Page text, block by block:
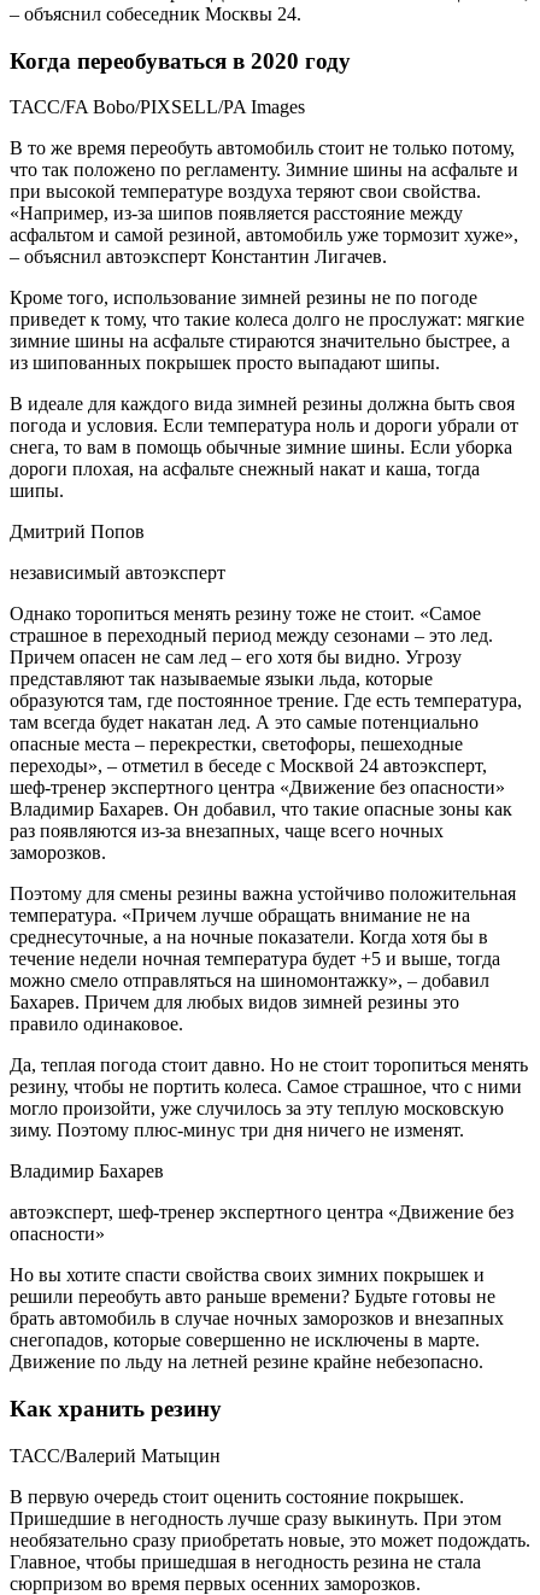
– объяснил собеседник Москвы 24.
Когда переобуваться в 2020 году
ТАСС/FA Bobo/PIXSELL/PA Images
В то же время переобуть автомобиль стоит не только потому,
что так положено по регламенту. Зимние шины на асфальте и
при высокой температуре воздуха теряют свои свойства.
«Например, из-за шипов появляется расстояние между
асфальтом и самой резиной, автомобиль уже тормозит хуже»,
– объяснил автоэксперт Константин Лигачев.
Кроме того, использование зимней резины не по погоде
приведет к тому, что такие колеса долго не прослужат: мягкие
зимние шины на асфальте стираются значительно быстрее, а
из шипованных покрышек просто выпадают шипы.
В идеале для каждого вида зимней резины должна быть своя
погода и условия. Если температура ноль и дороги убрали от
снега, то вам в помощь обычные зимние шины. Если уборка
дороги плохая, на асфальте снежный накат и каша, тогда
шипы.
Дмитрий Попов
независимый автоэксперт
Однако торопиться менять резину тоже не стоит. «Самое
страшное в переходный период между сезонами – это лед.
Причем опасен не сам лед – его хотя бы видно. Угрозу
представляют так называемые языки льда, которые
образуются там, где постоянное трение. Где есть температура,
там всегда будет накатан лед. А это самые потенциально
опасные места – перекрестки, светофоры, пешеходные
переходы», – отметил в беседе с Москвой 24 автоэксперт,
шеф-тренер экспертного центра «Движение без опасности»
Владимир Бахарев. Он добавил, что такие опасные зоны как
раз появляются из-за внезапных, чаще всего ночных
заморозков.
Поэтому для смены резины важна устойчиво положительная
температура. «Причем лучше обращать внимание не на
среднесуточные, а на ночные показатели. Когда хотя бы в
течение недели ночная температура будет +5 и выше, тогда
можно смело отправляться на шиномонтажку», – добавил
Бахарев. Причем для любых видов зимней резины это
правило одинаковое.
Да, теплая погода стоит давно. Но не стоит торопиться менять
резину, чтобы не портить колеса. Самое страшное, что с ними
могло произойти, уже случилось за эту теплую московскую
зиму. Поэтому плюс-минус три дня ничего не изменят.
Владимир Бахарев
автоэксперт, шеф-тренер экспертного центра «Движение без
опасности»
Но вы хотите спасти свойства своих зимних покрышек и
решили переобуть авто раньше времени? Будьте готовы не
брать автомобиль в случае ночных заморозков и внезапных
снегопадов, которые совершенно не исключены в марте.
Движение по льду на летней резине крайне небезопасно.
Как хранить резину
ТАСС/Валерий Матыцин
В первую очередь стоит оценить состояние покрышек.
Пришедшие в негодность лучше сразу выкинуть. При этом
необязательно сразу приобретать новые, это может подождать.
Главное, чтобы пришедшая в негодность резина не стала
сюрпризом во время первых осенних заморозков.